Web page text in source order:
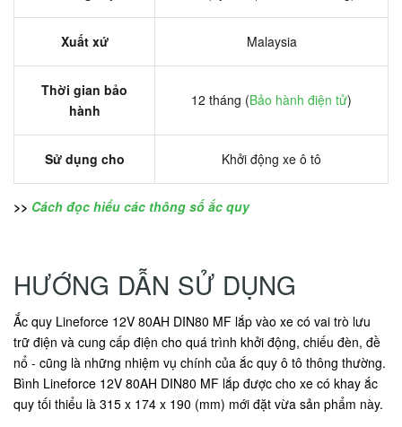
Xuất xứ Malaysia
Thời gian bảo
hành
12 tháng (Bảo hành điện tử)
Sử dụng cho Khởi động xe ô tô
>> Cách đọc hiểu các thông số ắc quy
HƯỚNG DẪN SỬ DỤNG
Ắc quy Lineforce 12V 80AH DIN80 MF lắp vào xe có vai trò lưu
trữ điện và cung cấp điện cho quá trình khởi động, chiếu đèn, đề
nổ - cũng là những nhiệm vụ chính của ắc quy ô tô thông thường.
Bình Lineforce 12V 80AH DIN80 MF lắp được cho xe có khay ắc
quy tối thiểu là 315 x 174 x 190 (mm) mới đặt vừa sản phẩm này.